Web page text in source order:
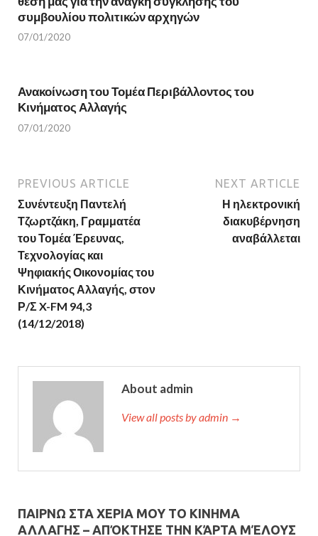
d
o
w
)
o
w
)
συμβουλίου πολιτικών αρχηγών
07/01/2020
Ανακοίνωση του Τομέα Περιβάλλοντος του
Κινήματος Αλλαγής
07/01/2020
PREVIOUS ARTICLE
Συνέντευξη Παντελή
Τζωρτζάκη, Γραμματέα
του Τομέα Έρευνας,
Τεχνολογίας και
Ψηφιακής Οικονομίας του
Κινήματος Αλλαγής, στον
Ρ/Σ X-FM 94,3
(14/12/2018)
NEXT ARTICLE
Η ηλεκτρονική
διακυβέρνηση
αναβάλλεται
About admin
View all posts by admin →
ΠΑΙΡΝΩ ΣΤΑ ΧΕΡΙΑ ΜΟΥ ΤΟ ΚΙΝΗΜΑ
ΑΛΛΑΓΗΣ – AΠΌΚΤΗΣΕ ΤΗΝ ΚΆΡΤΑ ΜΈΛΟΥΣ